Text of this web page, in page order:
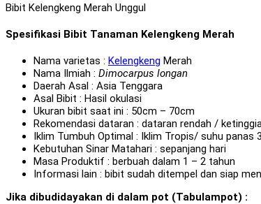
Bibit Kelengkeng Merah Unggul
Spesifikasi Bibit Tanaman Kelengkeng Merah
Nama varietas : Kelengkeng Merah
Nama Ilmiah : Dimocarpus longan
Daerah Asal : Asia Tenggara
Asal Bibit : Hasil okulasi
Ukuran bibit saat ini : 50cm – 70cm
Rekomendasi dataran : dataran rendah /
Iklim Tumbuh Optimal : Iklim Tropis/ suhu panas
Kebutuhan Sinar Matahari : sepanjang hari
Masa Produktif : berbuah dalam 1 – 2 tahun
Informasi lain : bibit sudah ditempel dan siap
Jika dibudidayakan di dalam pot (Tabulampot) :